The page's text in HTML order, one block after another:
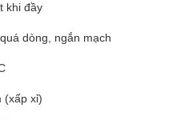
khi đầy
dòng, ngắn mạch
(xấp xỉ)